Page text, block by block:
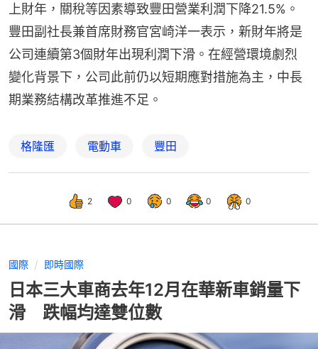
上財年，關稅等因素導致豐田營業利潤下降21.5%。
豐田副社長兼首席財務官宮崎洋一表示，新財年將是
公司連續第3個財年出現利潤下滑。在經營環境劇烈
變化背景下，公司此前仍以短期應對措施為主，中長
期業務結構改革推進不足。
格隆匯 電動車 豐田
2 0 0 0 0
國際 即時國際
日本三大車商去年12月在華新車銷量下
滑 跌幅均達雙位數